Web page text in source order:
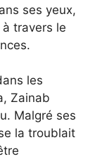
ses yeux,
travers le
les
Zainab
Malgré ses
la troublait